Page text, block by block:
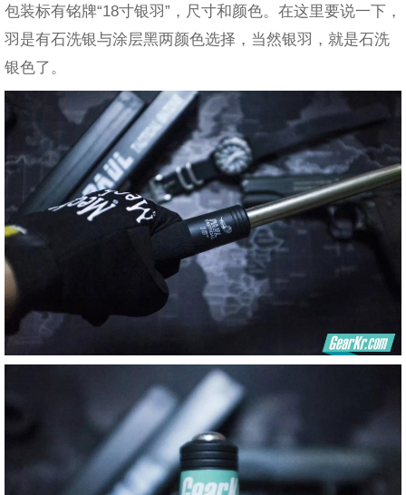
包装标有铭牌“18寸银羽”，尺寸和颜色。在这里要说一下，
羽是有石洗银与涂层黑两颜色选择，当然银羽，就是石洗
银色了。